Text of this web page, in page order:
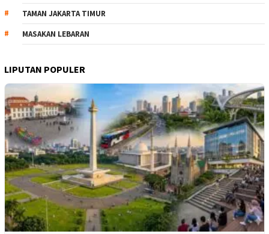
TAMAN JAKARTA TIMUR
MASAKAN LEBARAN
LIPUTAN POPULER